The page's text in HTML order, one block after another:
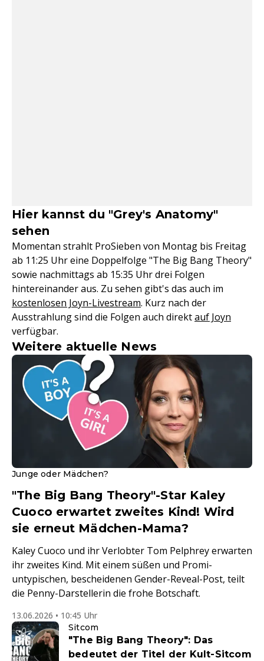
Hier kannst du "Grey's Anatomy"
sehen
Momentan strahlt ProSieben von Montag bis Freitag
ab 11:25 Uhr eine Doppelfolge "The Big Bang Theory"
sowie nachmittags ab 15:35 Uhr drei Folgen
hintereinander aus. Zu sehen gibt's das auch im
kostenlosen Joyn-Livestream. Kurz nach der
Ausstrahlung sind die Folgen auch direktauf Joyn
verfügbar.
Weitere aktuelle News
Junge oder Mädchen?
"The Big Bang Theory"-Star Kaley
Cuoco erwartet zweites Kind! Wird
sie erneut Mädchen-Mama?
Kaley Cuoco und ihr Verlobter Tom Pelphrey erwarten
ihr zweites Kind. Mit einem süßen und Promi-
untypischen, bescheidenen Gender-Reveal-Post, teilt
die Penny-Darstellerin die frohe Botschaft.
13.06.2026 • 10:45 Uhr
Sitcom
"The Big Bang Theory": Das
bedeutet der Titel der Kult-Sitcom